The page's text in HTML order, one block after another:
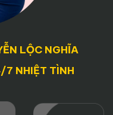
LỘC NGHĨA
7 NHIỆT TÌNH